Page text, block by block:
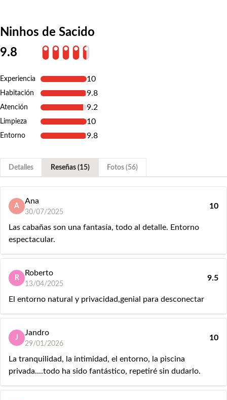
Ninhos de Sacido
9.8
Experiencia 10
Habitación 9.8
Atención 9.2
Limpieza 10
Entorno 9.8
Detalles Reseñas (15) Fotos (56)
A
Ana
30/07/2025
10
Las cabañas son una fantasía, todo al detalle. Entorno
espectacular.
R
Roberto
13/04/2025
9.5
El entorno natural y privacidad,genial para desconectar
J
Jandro
29/01/2026
10
La tranquilidad, la intimidad, el entorno, la piscina
privada....todo ha sido fantástico, repetiré sin dudarlo.